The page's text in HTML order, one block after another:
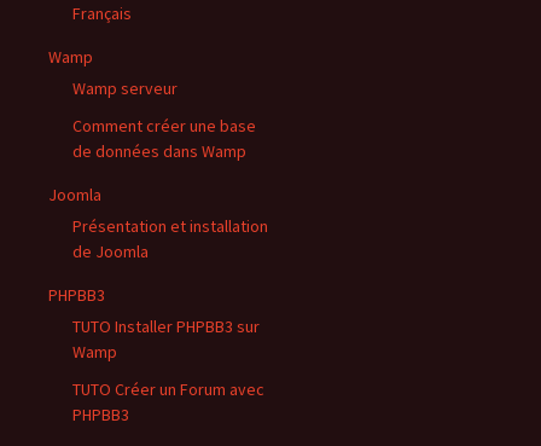
Français
Wamp
Wamp serveur
Comment créer une base
de données dans Wamp
Joomla
Présentation et installation
de Joomla
PHPBB3
TUTO Installer PHPBB3 sur
Wamp
TUTO Créer un Forum avec
PHPBB3